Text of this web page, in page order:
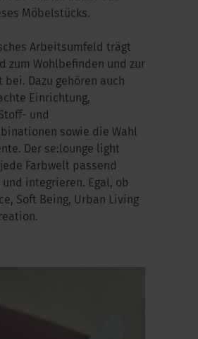
Möbelstücks.
Arbeitsumfeld trägt
zum Wohlbefinden und zur
Dazu gehören auch
Einrichtung,
und
sowie die Wahl
Der se:lounge light
Farbwelt passend
integrieren. Egal, ob
Soft Being, Urban Living